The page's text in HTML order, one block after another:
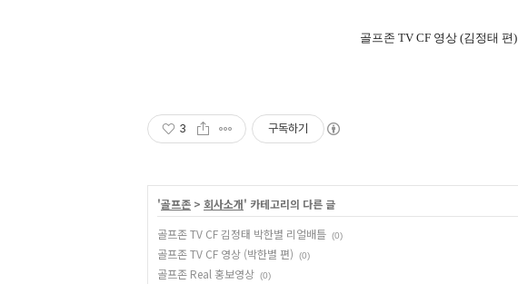
골프존 TV CF 영상(김정태 편)
3 구독하기
'골프존 > 회사소개' 카테고리의 다른 글
골프존 TV CF 김정태 박한별 리얼배틀 (0)
골프존 TV CF 영상 (박한별 편) (0)
골프존 Real 홍보영상 (0)